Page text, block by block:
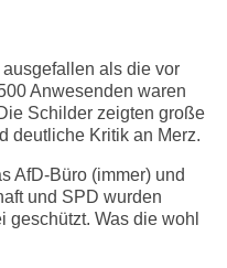
als die vor
Anwesenden waren
Schilder zeigten große
deutliche Kritik an Merz.
AfD-Büro (immer) und
und SPD wurden
geschützt. Was die wohl